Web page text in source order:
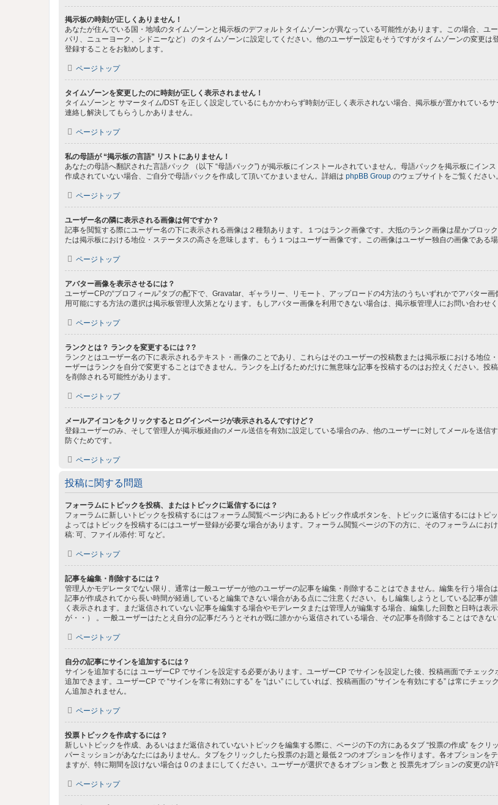
掲示板の時刻が正しくありません！
あなたが住んでいる国・地域のタイムゾーンと掲示板のデフォルトタイムゾーンが異なっている可能性があります。この場合、ユ
パリ、ニューヨーク、シドニーなど） のタイムゾーンに設定してください。他のユーザー設定もそうですがタイムゾーンの変更
登録することをお勧めします。
ページトップ
タイムゾーンを変更したのに時刻が正しく表示されません！
タイムゾーンと サマータイム/DST を正しく設定しているにもかかわらず時刻が正しく表示されない場合、掲示板が置かれている
連絡し解決してもらうしかありません。
ページトップ
私の母語が “掲示板の言語” リストにありません！
あなたの母語へ翻訳された言語パック （以下 “母語パック”) が掲示板にインストールされていません。母語パックを掲示板にイ
作成されていない場合、ご自分で母語パックを作成して頂いてかまいません。詳細は phpBB Group のウェブサイトをご覧ください。
ページトップ
ユーザー名の隣に表示される画像は何ですか？
記事を閲覧する際にユーザー名の下に表示される画像は２種類あります。１つはランク画像です。大抵のランク画像は星かブロッ
たは掲示板における地位・ステータスの高さを意味します。もう１つはユーザー画像です。この画像はユーザー独自の画像である
ページトップ
アバター画像を表示させるには？
ユーザーCPの“プロフィール”タブの配下で、Gravatar、ギャラリー、リモート、アップロードの4方法のうちいずれかでアバター
用可能にする方法の選択は掲示板管理人次第となります。もしアバター画像を利用できない場合は、掲示板管理人にお問い合わせく
ページトップ
ランクとは？ ランクを変更するには？?
ランクとはユーザー名の下に表示されるテキスト・画像のことであり、これらはそのユーザーの投稿数または掲示板における地位
ーザーはランクを自分で変更することはできません。ランクを上げるためだけに無意味な記事を投稿するのはお控えください。投
を削除される可能性があります。
ページトップ
メールアイコンをクリックするとログインページが表示されるんですけど？
登録ユーザーのみ、そして管理人が掲示板経由のメール送信を有効に設定している場合のみ、他のユーザーに対してメールを送信
防ぐためです。
ページトップ
投稿に関する問題
フォーラムにトピックを投稿、またはトピックに返信するには？
フォーラムに新しいトピックを投稿するにはフォーラム閲覧ページ内にあるトピック作成ボタンを、トピックに返信するにはトピ
よってはトピックを投稿するにはユーザー登録が必要な場合があります。フォーラム閲覧ページの下の方に、そのフォーラムに
稿: 可、ファイル添付: 可 など。
ページトップ
記事を編集・削除するには？
管理人かモデレータでない限り、通常は一般ユーザーが他のユーザーの記事を編集・削除することはできません。編集を行う場
記事が作成されてから長い時間が経過していると編集できない場合がある点にご注意ください。もし編集しようとしている記事が
く表示されます。まだ返信されていない記事を編集する場合やモデレータまたは管理人が編集する場合、編集した回数と日時は
が・・） 。一般ユーザーはたとえ自分の記事だろうとそれが既に誰かから返信されている場合、その記事を削除することはできな
ページトップ
自分の記事にサインを追加するには？
サインを追加するには ユーザーCP でサインを設定する必要があります。ユーザーCP でサインを設定した後、投稿画面でチェック
追加できます。ユーザーCP で “サインを常に有効にする” を “はい” にしていれば、投稿画面の “サインを有効にする” は常にチェ
ん追加されません。
ページトップ
投票トピックを作成するには？
新しいトピックを作成、あるいはまだ返信されていないトピックを編集する際に、ページの下の方にあるタブ “投票の作成” をク
パーミッションがあなたにはありません。タブをクリックしたら投票のお題と最低２つのオプションを作ります。各オプションを
ますが、特に期間を設けない場合は 0 のままにしてください。ユーザーが選択できるオプション数 と 投票先オプションの変更の許
ページトップ